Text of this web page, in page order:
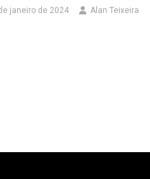
janeiro de 2024 Alan Teixeira